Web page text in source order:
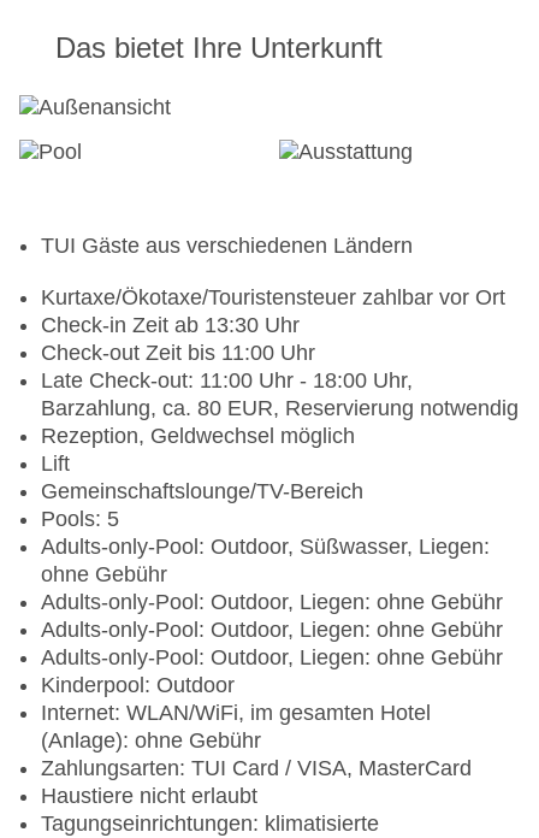
Das bietet Ihre Unterkunft
TUI Gäste aus verschiedenen Ländern
Kurtaxe/Ökotaxe/Touristensteuer zahlbar vor Ort
Check-in Zeit ab 13:30 Uhr
Check-out Zeit bis 11:00 Uhr
Late Check-out: 11:00 Uhr - 18:00 Uhr,
Barzahlung, ca. 80 EUR, Reservierung notwendig
Rezeption, Geldwechsel möglich
Lift
Gemeinschaftslounge/TV-Bereich
Pools: 5
Adults-only-Pool: Outdoor, Süßwasser, Liegen:
ohne Gebühr
Adults-only-Pool: Outdoor, Liegen: ohne Gebühr
Adults-only-Pool: Outdoor, Liegen: ohne Gebühr
Adults-only-Pool: Outdoor, Liegen: ohne Gebühr
Kinderpool: Outdoor
Internet: WLAN/WiFi, im gesamten Hotel
(Anlage): ohne Gebühr
Zahlungsarten: TUI Card / VISA, MasterCard
Haustiere nicht erlaubt
Tagungseinrichtungen: klimatisierte